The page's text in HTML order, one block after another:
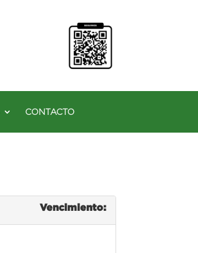
CONTACTO
Vencimiento: